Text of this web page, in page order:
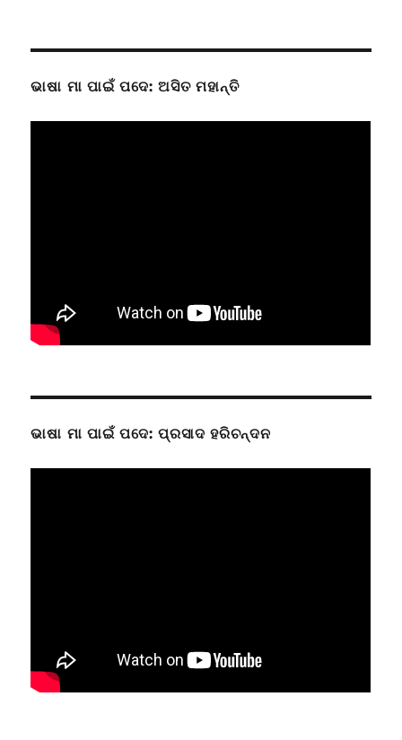
ଭାଷା ମା ପାଇଁ ପଦେ: ଅସିତ ମହାନ୍ତି
ଭାଷା ମା ପାଇଁ ପଦେ: ପ୍ରସାଦ ହରିଚନ୍ଦନ